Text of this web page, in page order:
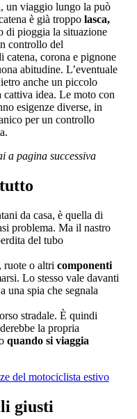
, un viaggio lungo la può
è già troppo lasca,
di pioggia la situazione
controllo del
catena, corona e pignone
abitudine. L’eventuale
anche un piccolo
cattiva idea. Le moto con
esigenze diverse, in
per un controllo
a pagina successiva
da casa, è quella di
problema. Ma il nastro
del tubo
ruote o altri componenti
Lo stesso vale davanti
una spia che segnala
stradale. È quindi
la propria
quando si viaggia
del motociclista estivo
giusti